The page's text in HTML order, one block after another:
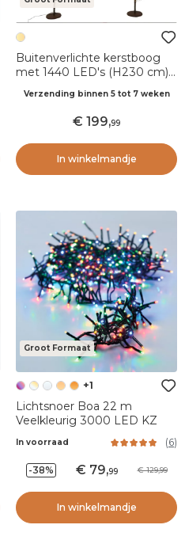
Buitenverlichte kerstboog
met 1440 LED's (H230 cm)
Verzending binnen 5 tot 7 weken
199,99
In winkelmandje
Groot Formaat
+1
Lichtsnoer Boa 22 m
Veelkleurig 3000 LED KZ
In voorraad (6)
-38% 79,99 129,99
In winkelmandje